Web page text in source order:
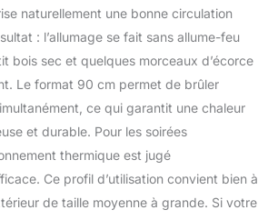
La table TRIPLE peut
tablette ou surface de
cuisson. La TRIPLE
BARRE offre son propre
support pour la table
TRIPLE.
naturellement une bonne circulation
: l’allumage se fait sans allume-feu
bois sec et quelques morceaux d’écorce
Le format 90 cm permet de brûler
ce qui garantit une chaleur
et durable. Pour les soirées
thermique est jugé
Ce profil d’utilisation convient bien à
de taille moyenne à grande. Si votre